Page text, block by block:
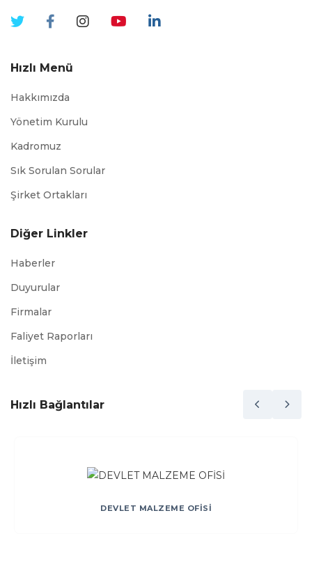
Hızlı Menü
Hakkımızda
Yönetim Kurulu
Kadromuz
Sık Sorulan Sorular
Şirket Ortakları
Diğer Linkler
Haberler
Duyurular
Firmalar
Faliyet Raporları
İletişim
Hızlı Bağlantılar
DEVLET MALZEME OFİSİ